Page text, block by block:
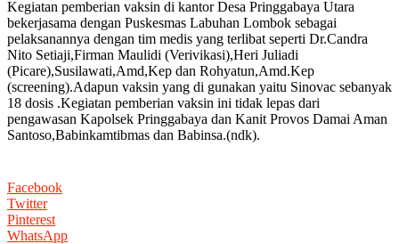
Kegiatan pemberian vaksin di kantor Desa Pringgabaya Utara
bekerjasama dengan Puskesmas Labuhan Lombok sebagai
pelaksanannya dengan tim medis yang terlibat seperti Dr.Candra
Nito Setiaji,Firman Maulidi (Verivikasi),Heri Juliadi
(Picare),Susilawati,Amd,Kep dan Rohyatun,Amd.Kep
(screening).Adapun vaksin yang di gunakan yaitu Sinovac sebanyak
18 dosis .Kegiatan pemberian vaksin ini tidak lepas dari
pengawasan Kapolsek Pringgabaya dan Kanit Provos Damai Aman
Santoso,Babinkamtibmas dan Babinsa.(ndk).
Facebook
Twitter
Pinterest
WhatsApp